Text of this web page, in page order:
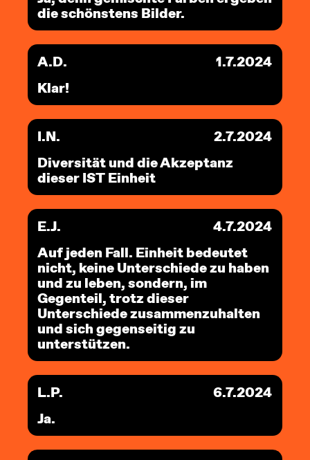
die schönstens Bilder.
A.D.
1.7.2024
Klar!
I.N.
2.7.2024
Diversität und die Akzeptanz
dieser IST Einheit
E.J.
4.7.2024
Auf jeden Fall. Einheit bedeutet
nicht, keine Unterschiede zu haben
und zu leben, sondern, im
Gegenteil, trotz dieser
Unterschiede zusammenzuhalten
und sich gegenseitig zu
unterstützen.
L.P.
6.7.2024
Ja.